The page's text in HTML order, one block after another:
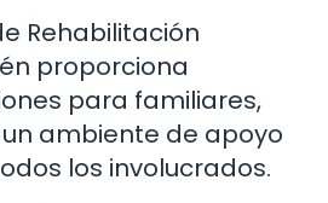
Rehabilitación
proporciona
para familiares,
ambiente de apoyo
los involucrados.